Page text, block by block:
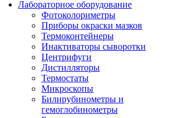
Лабораторное оборудование
Фотоколориметры
Приборы окраски мазков
Термоконтейнеры
Инактиваторы сыворотки
Центрифуги
Дистилляторы
Термостаты
Микроскопы
Билирубинометры и
гемоглобинометры